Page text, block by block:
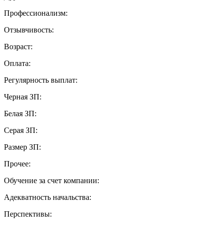
Профессионализм:
Отзывчивость:
Возраст:
Оплата:
Регулярность выплат:
Черная ЗП:
Белая ЗП:
Серая ЗП:
Размер ЗП:
Прочее:
Обучение за счет компании:
Адекватность начальства:
Перспективы: